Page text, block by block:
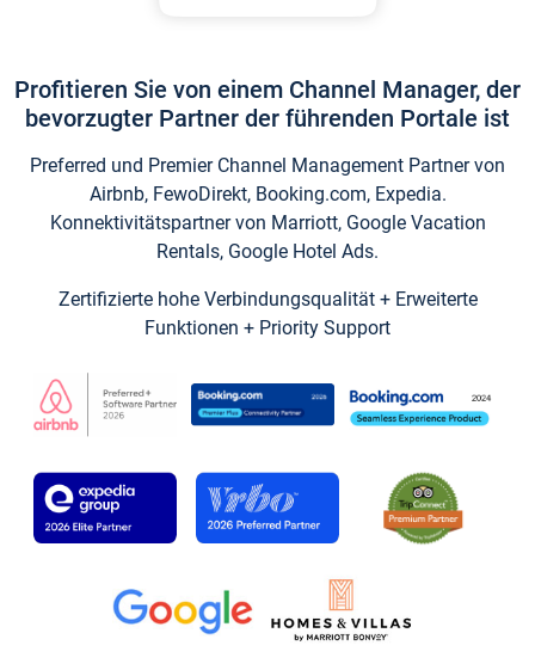
Profitieren Sie von einem Channel Manager, der
bevorzugter Partner der führenden Portale ist
Preferred und Premier Channel Management Partner von
Airbnb, FewoDirekt, Booking.com, Expedia.
Konnektivitätspartner von Marriott, Google Vacation
Rentals, Google Hotel Ads.
Zertifizierte hohe Verbindungsqualität + Erweiterte
Funktionen + Priority Support